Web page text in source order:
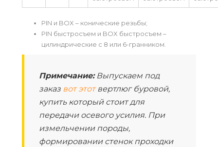
PIN и BOX – конические резьбы;
PIN быстросъем и BOX быстросъем –
цилиндрические с 8 или 6-гранником.
Примечание:Выпускаем под
заказ вот этотвертлюг буровой,
купить который стоит для
передачи осевого усилия. При
измельчении породы,
формировании стенок проходки